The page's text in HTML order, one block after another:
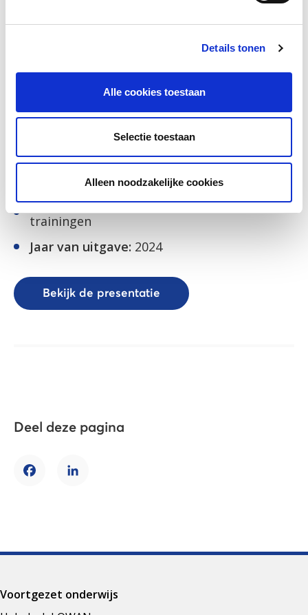
Details tonen
Alle cookies toestaan
Selectie toestaan
Alleen noodzakelijke cookies
Informatie
Spreker: Jeannet van der Krol, Siss
trainingen
Jaar van uitgave: 2024
Bekijk de presentatie
Deel deze pagina
FacebookLinkedIn
Voortgezet onderwijs